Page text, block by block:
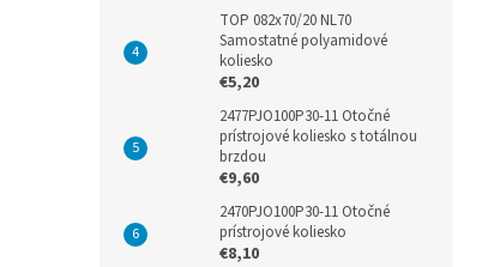
TOP 082x70/20 NL70
Samostatné polyamidové
koliesko
€5,20
2477PJO100P30-11 Otočné
prístrojové koliesko s totálnou
brzdou
€9,60
2470PJO100P30-11 Otočné
prístrojové koliesko
€8,10